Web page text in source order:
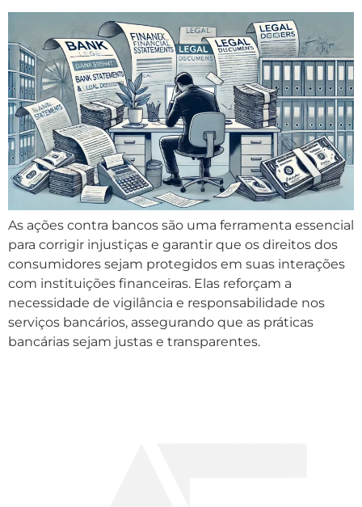
As ações contra bancos são uma ferramenta essencial
para corrigir injustiças e garantir que os direitos dos
consumidores sejam protegidos em suas interações
com instituições financeiras. Elas reforçam a
necessidade de vigilância e responsabilidade nos
serviços bancários, assegurando que as práticas
bancárias sejam justas e transparentes.